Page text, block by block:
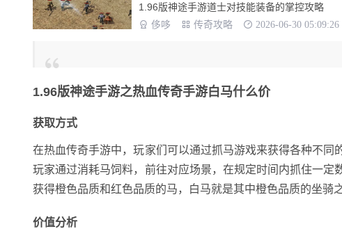
1.96版神途手游道士对技能装备的掌控攻略
侈哆 传奇攻略 2026-06-30 05:09:26
1.96版神途手游之热血传奇手游白马什么价
获取方式
在热血传奇手游中，玩家们可以通过抓马游戏来获得各种不
玩家通过消耗马饲料，前往对应场景，在规定时间内抓住一
获得橙色品质和红色品质的马，白马就是其中橙色品质的坐骑之
价值分析